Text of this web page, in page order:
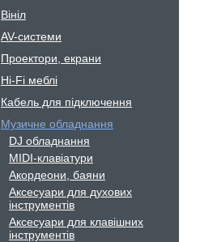
Вініл
AV-системи
Проектори, екрани
Hi-Fi меблі
Кабель для підключення
Музичне обладнання
DJ обладнання
MIDI-клавіатури
Акордеони, баяни
Аксесуари для духових
інструментів
Аксесуари для клавішних
інструментів